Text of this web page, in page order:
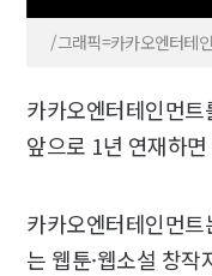
/그래픽=카카오엔터테
카카오엔터테인먼
앞으로 1년 연재하
카카오엔터테인먼
는 웹툰·웹소설 창